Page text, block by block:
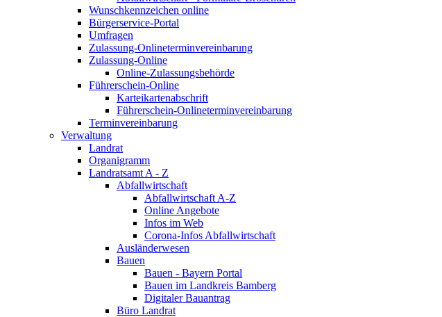
Wunschkennzeichen online
Bürgerservice-Portal
Umfragen
Zulassung-Onlineterminvereinbarung
Zulassung-Online
Online-Zulassungsbehörde
Führerschein-Online
Karteikartenabschrift
Führerschein-Onlineterminvereinbarung
Terminvereinbarung
Verwaltung
Landrat
Organigramm
Landratsamt A - Z
Abfallwirtschaft
Abfallwirtschaft A-Z
Online Angebote
Infos im Web
Corona-Infos Abfallwirtschaft
Ausländerwesen
Bauen
Bauen - Bayern Portal
Bauen im Landkreis Bamberg
Digitaler Bauantrag
Büro Landrat